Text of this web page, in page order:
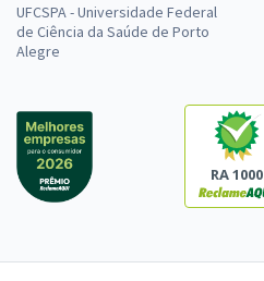
UFCSPA - Universidade Federal
de Ciência da Saúde de Porto
Alegre
RA 1000